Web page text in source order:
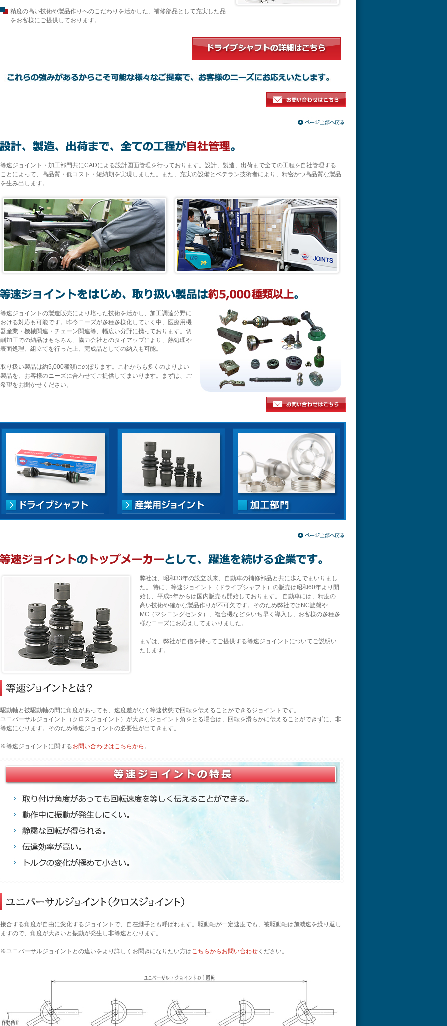
精度の高い技術や製品作りへのこだわりを活かした、補修部品として充実した品
をお客様にご提供しております。
等速ジョイント・加工部門共にCADによる設計図面管理を行っております。設計、製造、出荷まで全ての工程を自社管理する
ことによって、高品質・低コスト・短納期を実現しました。また、充実の設備とベテラン技術者により、精密かつ高品質な製品
を生み出します。
等速ジョイントの製造販売により培った技術を活かし、加工調達分野に
おける対応も可能です。昨今ニーズが多種多様化していく中、医療用機
器産業・機械関連・チェーン関連等、幅広い分野に携っております。切
削加工での納品はもちろん、協力会社とのタイアップにより、熱処理や
表面処理、組立てを行った上、完成品としての納入も可能。
取り扱い製品は約5,000種類にのぼります。これからも多くのよりよい
製品を、お客様のニーズに合わせてご提供してまいります。まずは、ご
希望をお聞かせください。
弊社は、昭和33年の設立以来、自動車の補修部品と共に歩んでまいりまし
た。 特に、等速ジョイント（ドライブシャフト）の販売は昭和60年より開
始し、平成5年からは国内販売も開始しております。 自動車には、精度の
高い技術や確かな製品作りが不可欠です。そのため弊社ではNC旋盤や
MC（マシニングセンタ）、複合機などをいち早く導入し、お客様の多種多
様なニーズにお応えしてまいりました。
まずは、弊社が自信を持ってご提供する等速ジョイントについてご説明い
たします。
駆動軸と被駆動軸の間に角度があっても、速度差がなく等速状態で回転を伝えることができるジョイントです。
ユニバーサルジョイント（クロスジョイント）が大きなジョイント角をとる場合は、回転を滑らかに伝えることができずに、非
等速になります。そのため等速ジョイントの必要性が出てきます。
※等速ジョイントに関するお問い合わせはこちらから 。
接合する角度が自由に変化するジョイントで、自在継手とも呼ばれます。駆動軸が一定速度でも、被駆動軸は加減速を繰り返し
ますので、角度が大きいと振動が発生し非等速となります。
※ユニバーサルジョイントとの違いをより詳しくお聞きになりたい方はこちらからお問い合わせ ください。